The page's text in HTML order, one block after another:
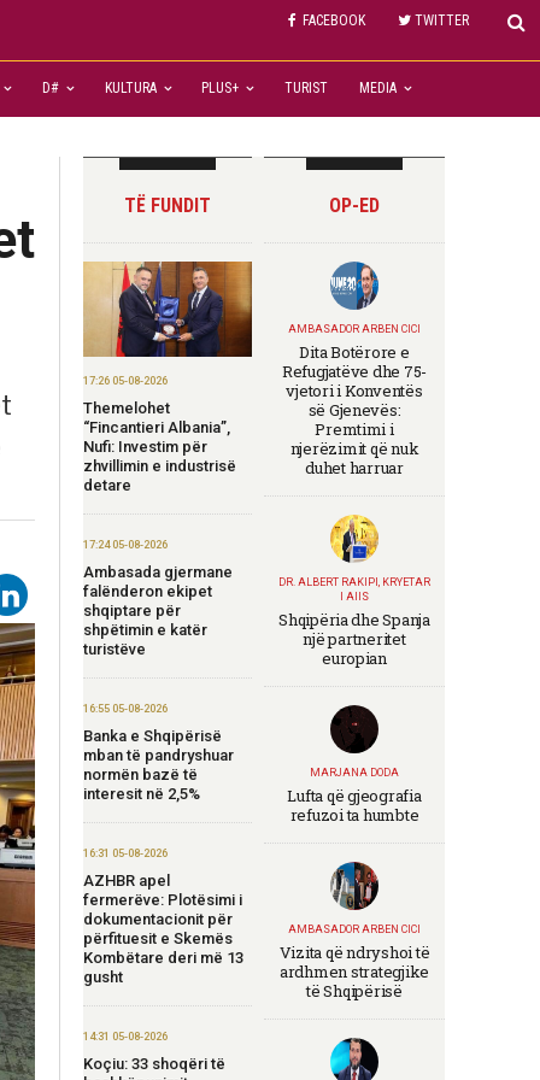
FACEBOOK TWITTER
D# KULTURA PLUS+ TURIST MEDIA
TË FUNDIT
17:26 05-08-2026
Themelohet
“Fincantieri Albania”,
Nufi: Investim për
zhvillimin e industrisë
detare
17:24 05-08-2026
Ambasada gjermane
falënderon ekipet
shqiptare për
shpëtimin e katër
turistëve
16:55 05-08-2026
Banka e Shqipërisë
mban të pandryshuar
normën bazë të
interesit në 2,5%
16:31 05-08-2026
AZHBR apel
fermerëve: Plotësimi i
dokumentacionit për
përfituesit e Skemës
Kombëtare deri më 13
gusht
14:31 05-08-2026
Koçiu: 33 shoqëri të
OP-ED
AMBASADOR ARBEN CICI
Dita Botërore e
Refugjatëve dhe 75-
vjetori i Konventës
së Gjenevës:
Premtimi i
njerëzimit që nuk
duhet harruar
DR. ALBERT RAKIPI, KRYETAR
I AIIS
Shqipëria dhe Spanja
një partneritet
europian
MARJANA DODA
Lufta që gjeografia
refuzoi ta humbte
AMBASADOR ARBEN CICI
Vizita që ndryshoi të
ardhmen strategjike
të Shqipërisë